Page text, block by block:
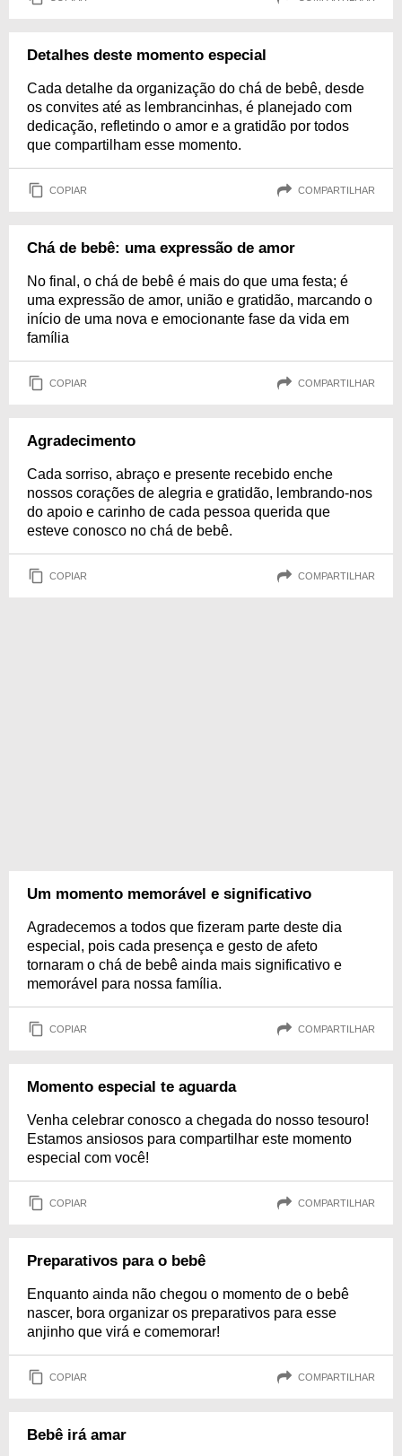
Detalhes deste momento especial
Cada detalhe da organização do chá de bebê, desde
os convites até as lembrancinhas, é planejado com
dedicação, refletindo o amor e a gratidão por todos
que compartilham esse momento.
COPIAR COMPARTILHAR
Chá de bebê: uma expressão de amor
No final, o chá de bebê é mais do que uma festa; é
uma expressão de amor, união e gratidão, marcando o
início de uma nova e emocionante fase da vida em
família
COPIAR COMPARTILHAR
Agradecimento
Cada sorriso, abraço e presente recebido enche
nossos corações de alegria e gratidão, lembrando-nos
do apoio e carinho de cada pessoa querida que
esteve conosco no chá de bebê.
COPIAR COMPARTILHAR
Um momento memorável e significativo
Agradecemos a todos que fizeram parte deste dia
especial, pois cada presença e gesto de afeto
tornaram o chá de bebê ainda mais significativo e
memorável para nossa família.
COPIAR COMPARTILHAR
Momento especial te aguarda
Venha celebrar conosco a chegada do nosso tesouro!
Estamos ansiosos para compartilhar este momento
especial com você!
COPIAR COMPARTILHAR
Preparativos para o bebê
Enquanto ainda não chegou o momento de o bebê
nascer, bora organizar os preparativos para esse
anjinho que virá e comemorar!
COPIAR COMPARTILHAR
Bebê irá amar